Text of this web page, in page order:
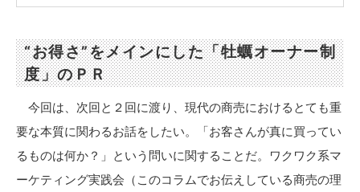
“お得さ”をメインにした「牡蠣オーナー制
度」のＰＲ
今回は、次回と２回に渡り、現代の商売におけるとても重
要な本質に関わるお話をしたい。「お客さんが真に買ってい
るものは何か？」という問いに関することだ。ワクワク系マ
ーケティング実践会（このコラムでお伝えしている商売の理